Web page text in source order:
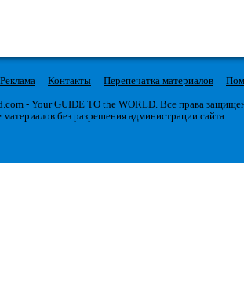
Реклама Контакты Перепечатка материалов
- Your GUIDE TO the WORLD. Все права
без разрешения администрации сайта